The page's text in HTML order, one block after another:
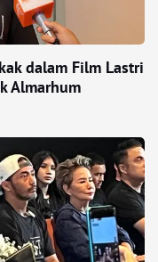
dalam Film Lastri
Almarhum